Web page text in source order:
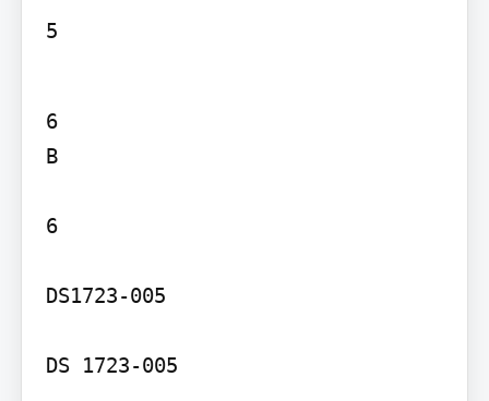
5
6
B
6
DS1723-005
DS 1723-005